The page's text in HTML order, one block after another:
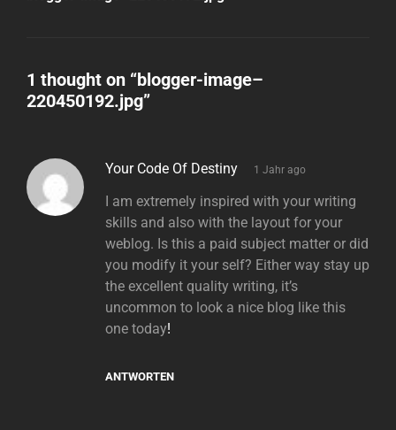
1 thought on “blogger-image–
220450192.jpg”
Your Code Of Destiny says:
1 Jahr ago
I am extremely inspired with your writing
skills and also with the layout for your
weblog. Is this a paid subject matter or did
you modify it your self? Either way stay up
the excellent quality writing, it’s
uncommon to look a nice blog like this
one today!
ANTWORTEN